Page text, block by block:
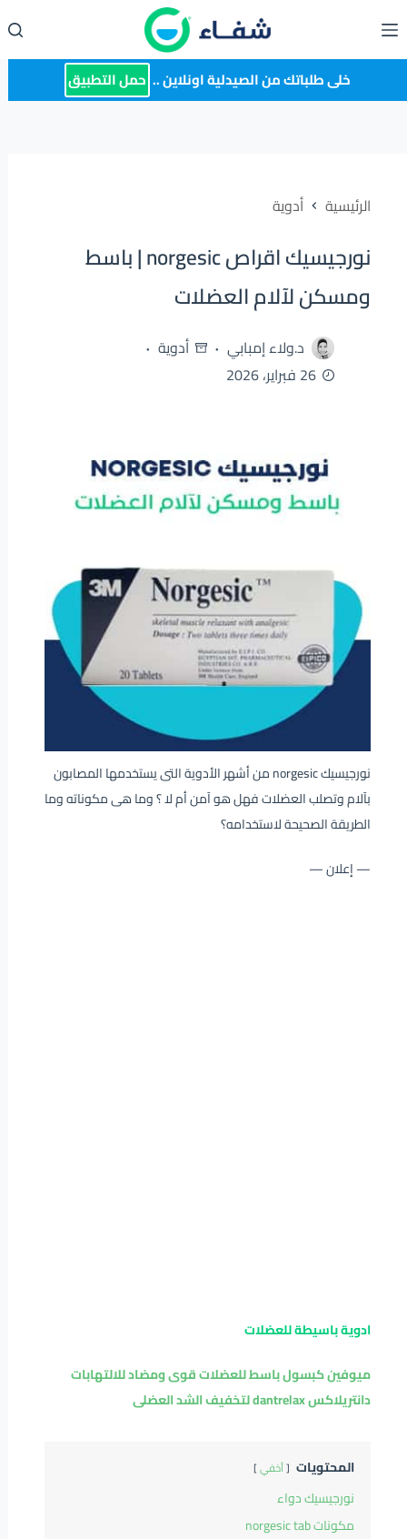
إلى
المحتوى خلى طلباتك من الصيدلية اونلاين .. حمل التطبيق
الرئيسية أدوية
نورجيسيك اقراص norgesic | باسط
ومسكن لآلام العضلات
د.ولاء إمبابي
أدوية
26 فبراير، 2026
نورجيسيك norgesic من أشهر الأدوية التى يستخدمها المصابون
بآلام وتصلب العضلات فهل هو آمن أم لا ؟ وما هى مكوناته وما
الطريقة الصحيحة لاستخدامه؟
— إعلان —
ادوية باسيطة للعضلات
ميوفين كبسول باسط للعضلات قوى ومضاد للالتهابات
دانتريلاكس dantrelax لتخفيف الشد العضلى
المحتويات أخفي
نورجيسيك دواء
مكونات norgesic tab